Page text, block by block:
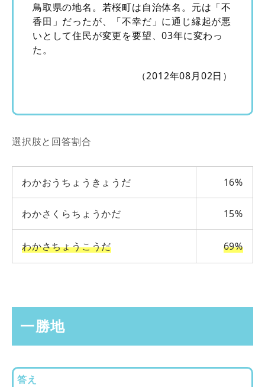
鳥取県の地名。若桜町は自治体名。元は「不
香田」だったが、「不幸だ」に通じ縁起が悪
いとして住民が変更を要望、03年に変わっ
た。
（2012年08月02日）
選択肢と回答割合
わかおうちょうきょうだ 16%
わかさくらちょうかだ 15%
わかさちょうこうだ 69%
一勝地
答え